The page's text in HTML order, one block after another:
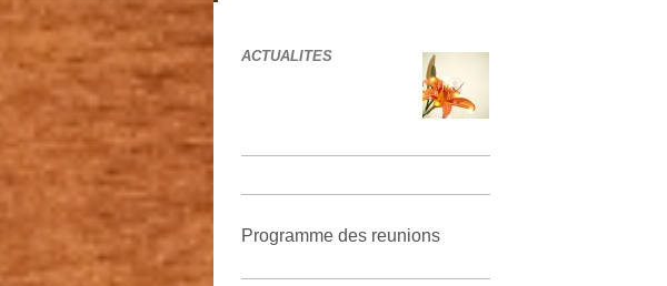
ACTUALITES
Programme des reunions